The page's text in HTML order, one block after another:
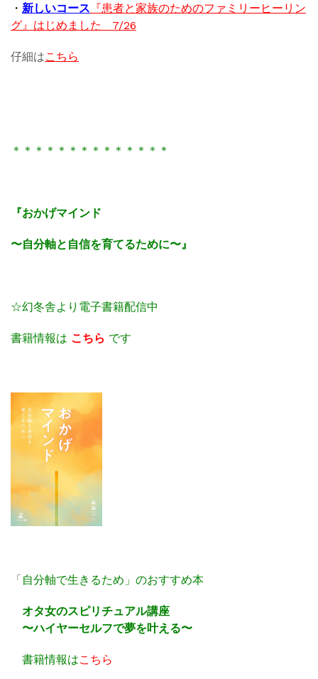
・ 新しいコース 『患者と家族のためのファミリーヒーリン
グ』はじめました 7/26
仔細はこちら
＊＊＊＊＊＊＊＊＊＊＊＊＊＊
『おかげマインド
〜自分軸と自信を育てるために〜』
☆幻冬舎より電子書籍配信中
書籍情報は こちら です
「自分軸で生きるため」のおすすめ本
オタ女のスピリチュアル講座
〜ハイヤーセルフで夢を叶える〜
書籍情報はこちら